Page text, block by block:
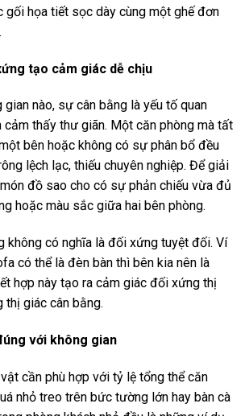
gối họa tiết sọc dày cùng một ghế đơn
tạo cảm giác dễ chịu
nào, sự cân bằng là yếu tố quan
thấy thư giãn. Một căn phòng mà tất
bên hoặc không có sự phân bổ đều
lệch lạc, thiếu chuyên nghiệp. Để giải
đồ sao cho có sự phản chiếu vừa đủ
hoặc màu sắc giữa hai bên phòng.
không có nghĩa là đối xứng tuyệt đối. Ví
có thể là đèn bàn thì bên kia nên là
hợp này tạo ra cảm giác đối xứng thị
thị giác cân bằng.
với không gian
cần phù hợp với tỷ lệ tổng thể căn
nhỏ treo trên bức tường lớn hay bàn cà